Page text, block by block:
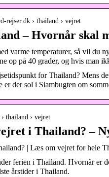
rejser.dk › thailand › vejret
– Hvornår skal
varme temperaturer, så vil du
op på 40 grader, og hvis man
for Thailand? Mens
er der sol i Siambugten om
thailand › vejret
i Thailand? –
| Læs om vejret for hele
ferien i Thailand. Hvornår er
årstider i Thailand.